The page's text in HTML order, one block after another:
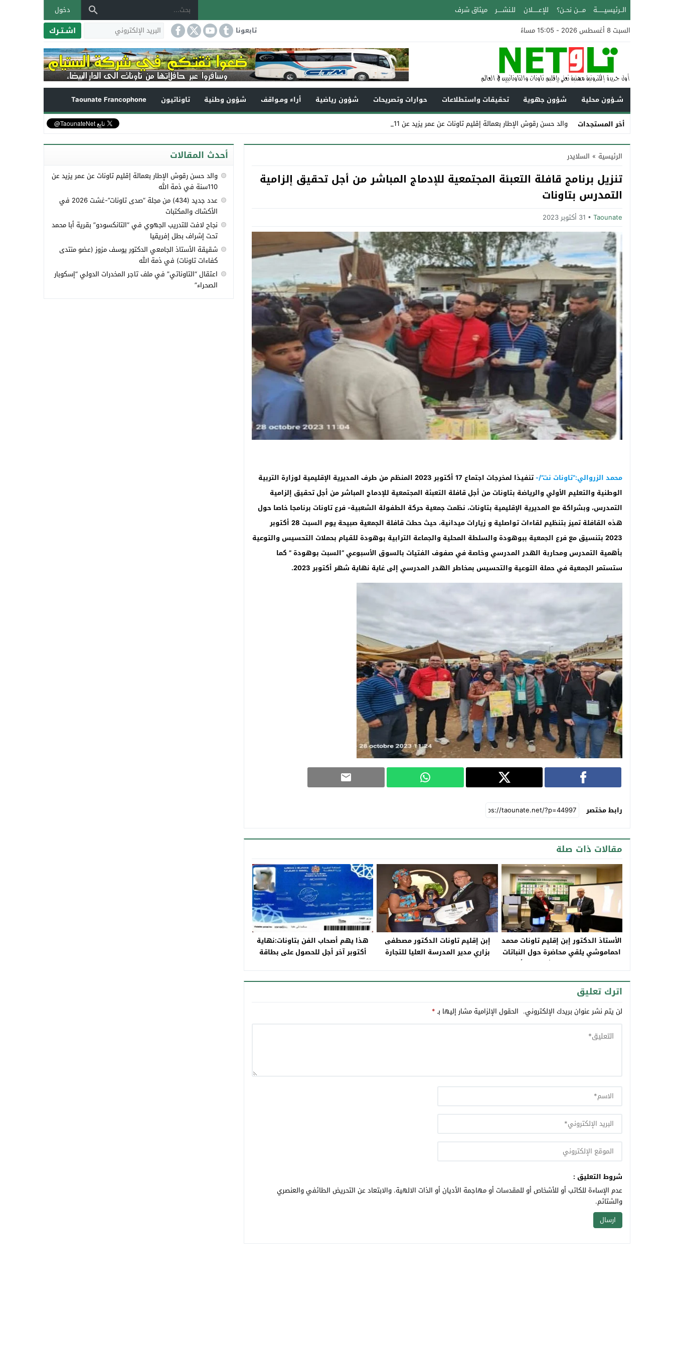
الــرئيسيـــــــة مــــن نحــن؟ للإعــــــلان للـنشـــــر ميثاق شرف
دخول
السبت 8 أغسطس 2026 - 15:05 مساءً
تابعونا اشـتـرك
شــؤون محلية شؤون جهوية تحقيقات واستطلاعات حوارات وتصريحات شؤون رياضية أراء ومـواقف شؤون وطنية تاوناتيون
Taounate Francophone
أخر المستجدات
والد حسن رقوش الإطار بعمالة إقليم تاونات عن عمر يزيد عن 110سنة في _
Stop
Previous
Next
الرئيسية » السلايدر
تنزيل برنامج قافلة التعبئة المجتمعية للإدماج المباشر من أجل تحقيق إلزامية
التمدرس بتاونات
Taounate 31 أكتوبر 2023
محمد الزروالي:”تاونات نت”/-
تنفيذا لمخرجات اجتماع 17 أكتوبر 2023 المنظم من طرف المديرية الإقليمية لوزارة التربية
الوطنية والتعليم الأولي والرياضة بتاونات من أجل قافلة التعبئة المجتمعية للإدماج المباشر من أجل تحقيق إلزامية
التمدرس، وبشراكة مع المديرية الإقليمية بتاونات، نظمت جمعية حركة الطفولة الشعبية- فرع تاونات برنامجا خاصا حول
هذه القافلة تميز بتنظيم لقاءات تواصلية و زيارات ميدانية، حيث حطت قافلة الجمعية صبيحة يوم السبت 28 أكتوبر
2023 بتنسيق مع فرع الجمعية ببوهودة والسلطة المحلية والجماعة الترابية بوهودة للقيام بحملات التحسيس والتوعية
بأهمية التمدرس ومحاربة الهدر المدرسي وخاصة في صفوف الفتيات بالسوق الأسبوعي “السبت بوهودة ” كما
ستستمر الجمعية في حملة التوعية والتحسيس بمخاطر الهدر المدرسي إلى غاية نهاية شهر أكتوبر 2023.
رابط مختصر
مقالات ذات صلة
الأستاذ الدكتور إبن إقليم تاونات محمد
احماموشي يلقي محاضرة حول النباتات
الطبية والعطرية في شيكاكو بأمريكا
إبن إقليم تاونات الدكتور مصطفى
بزاري مدير المدرسة العليا للتجارة
هذا يهم أصحاب الفن بتاونات:نهاية
أكتوبر آخر أجل للحصول على بطاقة
اترك تعليق
لن يتم نشر عنوان بريدك الإلكتروني. الحقول الإلزامية مشار إليها بـ*
شروط التعليق :
عدم الإساءة للكاتب أو للأشخاص أو للمقدسات أو مهاجمة الأديان أو الذات الالهية. والابتعاد عن التحريض الطائفي والعنصري
والشتائم.
أحدث المقالات
والد حسن رقوش الإطار بعمالة إقليم تاونات عن عمر يزيد عن
110سنة في ذمة الله
عدد جديد (434) من مجلة “صدى تاونات”-غشت 2026 في
الأكشاك والمكتبات
نجاح لافت للتدريب الجهوي في “التانكسودو” بقرية أبا محمد
تحت إشراف بطل إفريقيا
شقيقة الأستاذ الجامعي الدكتور يوسف مزوز (عضو منتدى
كفاءات تاونات) في ذمة الله
اعتقال “التاوناتي” في ملف تاجر المخدرات الدولي “إسكوبار
الصحراء”